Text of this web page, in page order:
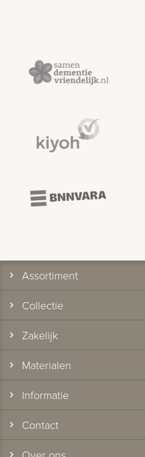
Assortiment
Collectie
Zakelijk
Materialen
Informatie
Contact